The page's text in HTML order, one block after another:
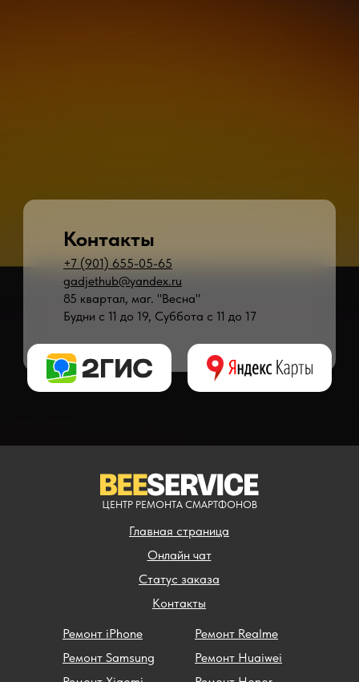
+7 (901) 655-05-65
gadjethub@yandex.ru
85 квартал, маг. "Весна"
Будни с 11 до 19, Суббота с 11 до 17
Контакты
Главная страница
Контакты
Статус заказа
Ремонт iPhone
Ремонт Samsung
Ремонт Realme
Ремонт Huaiwei
* - время ремонта может меняться в зависимости от модели устройства и
Онлайн чат
ЦЕНТР РЕМОНТА СМАРТФОНОВ